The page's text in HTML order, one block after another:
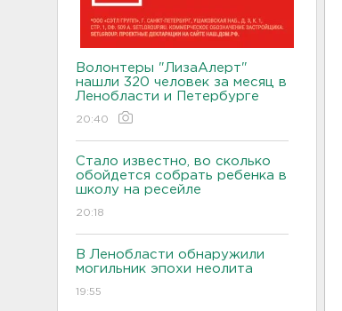
Волонтеры "ЛизаАлерт"
нашли 320 человек за месяц в
Ленобласти и Петербурге
20:40
Стало известно, во сколько
обойдется собрать ребенка в
школу на ресейле
20:18
В Ленобласти обнаружили
могильник эпохи неолита
19:55